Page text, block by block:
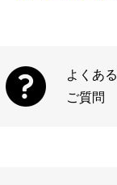
よくある
ご質問